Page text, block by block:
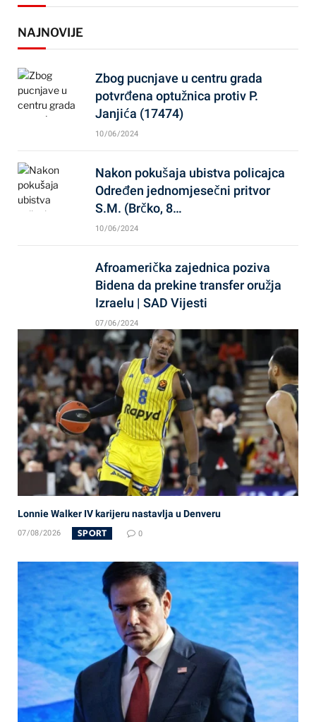
NAJNOVIJE
Zbog pucnjave u centru grada
potvrđena optužnica protiv P.
Janjića (17474)
10/06/2024
Nakon pokušaja ubistva policajca
Određen jednomjesečni pritvor
S.M. (Brčko, 8…
10/06/2024
Afroamerička zajednica poziva
Bidena da prekine transfer oružja
Izraelu | SAD Vijesti
07/06/2024
Lonnie Walker IV karijeru nastavlja u Denveru
07/08/2026 SPORT 0